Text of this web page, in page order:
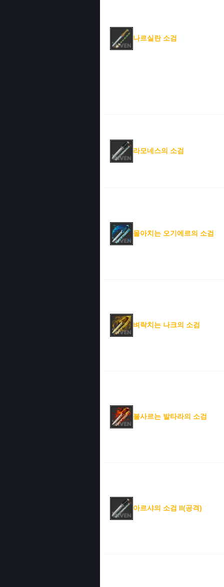
나르실란 소검
라모네스의 소검
몰아치는 오기에르의 소검
벼락치는 나크의 소검
불사르는 발타라의 소검
아르샤의 소검 II(공격)